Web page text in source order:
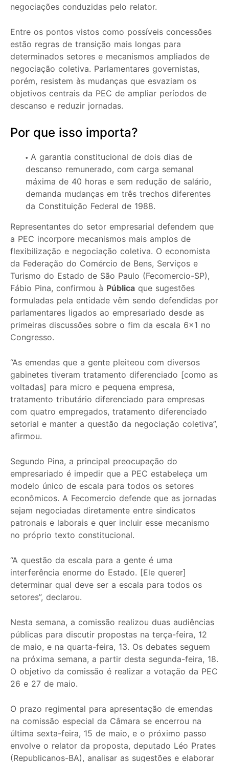
negociações conduzidas pelo relator.
Entre os pontos vistos como possíveis concessões
estão regras de transição mais longas para
determinados setores e mecanismos ampliados de
negociação coletiva. Parlamentares governistas,
porém, resistem às mudanças que esvaziam os
objetivos centrais da PEC de ampliar períodos de
descanso e reduzir jornadas.
Por que isso importa?
A garantia constitucional de dois dias de
descanso remunerado, com carga semanal
máxima de 40 horas e sem redução de salário,
demanda mudanças em três trechos diferentes
da Constituição Federal de 1988.
Representantes do setor empresarial defendem que
a PEC incorpore mecanismos mais amplos de
flexibilização e negociação coletiva. O economista
da Federação do Comércio de Bens, Serviços e
Turismo do Estado de São Paulo (Fecomercio-SP),
Fábio Pina, confirmou à Pública que sugestões
formuladas pela entidade vêm sendo defendidas por
parlamentares ligados ao empresariado desde as
primeiras discussões sobre o fim da escala 6×1 no
Congresso.
“As emendas que a gente pleiteou com diversos
gabinetes tiveram tratamento diferenciado [como as
voltadas] para micro e pequena empresa,
tratamento tributário diferenciado para empresas
com quatro empregados, tratamento diferenciado
setorial e manter a questão da negociação coletiva”,
afirmou.
Segundo Pina, a principal preocupação do
empresariado é impedir que a PEC estabeleça um
modelo único de escala para todos os setores
econômicos. A Fecomercio defende que as jornadas
sejam negociadas diretamente entre sindicatos
patronais e laborais e quer incluir esse mecanismo
no próprio texto constitucional.
“A questão da escala para a gente é uma
interferência enorme do Estado. [Ele querer]
determinar qual deve ser a escala para todos os
setores”, declarou.
Nesta semana, a comissão realizou duas audiências
públicas para discutir propostas na terça-feira, 12
de maio, e na quarta-feira, 13. Os debates seguem
na próxima semana, a partir desta segunda-feira, 18.
O objetivo da comissão é realizar a votação da PEC
26 e 27 de maio.
O prazo regimental para apresentação de emendas
na comissão especial da Câmara se encerrou na
última sexta-feira, 15 de maio, e o próximo passo
envolve o relator da proposta, deputado Léo Prates
(Republicanos-BA), analisar as sugestões e elaborar